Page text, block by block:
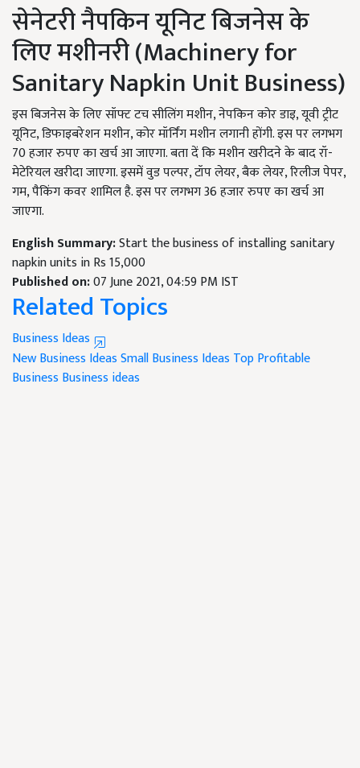
सेनेटरी नैपकिन यूनिट बिजनेस के
लिए मशीनरी (Machinery for
Sanitary Napkin Unit Business)
इस बिजनेस के लिए सॉफ्ट टच सीलिंग मशीन, नेपकिन कोर डाइ, यूवी ट्रीट
यूनिट, डिफाइबरेशन मशीन, कोर मॉर्निंग मशीन लगानी होंगी. इस पर लगभग
70 हजार रुपए का खर्च आ जाएगा. बता दें कि मशीन खरीदने के बाद रॉ-
मेटेरियल खरीदा जाएगा. इसमें वुड पल्पर, टॉप लेयर, बैक लेयर, रिलीज पेपर,
गम, पैकिंग कवर शामिल है. इस पर लगभग 36 हजार रुपए का खर्च आ
जाएगा.
English Summary:Start the business of installing sanitary
napkin units in Rs 15,000
Published on:07 June 2021, 04:59 PM IST
Related Topics
Business Ideas
New Business IdeasSmall Business Ideas Top Profitable
Business Business ideas